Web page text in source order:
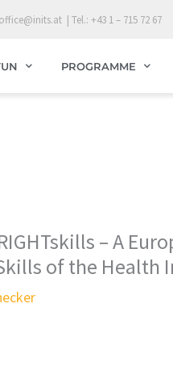
| Tel.: +43 1 – 715 72 67
PROGRAMME
– A
of the Health